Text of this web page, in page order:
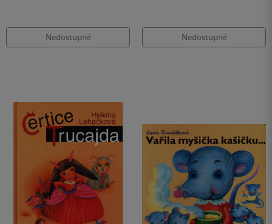
Nedostupné Nedostupné